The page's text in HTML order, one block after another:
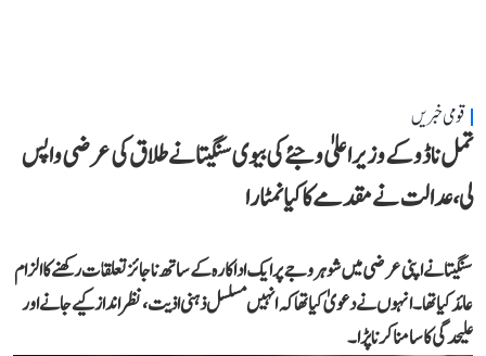
قومی خبریں
تمل ناڈو کے وزیر اعلیٰ وجئے کی بیوی سنگیتا نے طلاق کی عرضی واپس
لی، عدالت نے مقدمے کا کیا نمٹارا
سنگیتا نے اپنی عرضی میں شوہر وجے پر ایک اداکارہ کے ساتھ ناجائز تعلقات رکھنے کا الزام
عائد کیا تھا۔ انہوں نے دعویٰ کیا تھا کہ انہیں مسلسل ذہنی اذیت، نظر انداز کیے جانے اور
علیحدگی کا سامنا کرنا پڑا۔